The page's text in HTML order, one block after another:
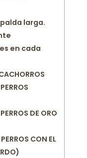
larga.
en cada
DE ORO
CON EL